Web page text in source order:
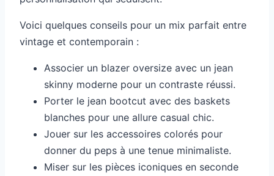
Voici quelques conseils pour un mix parfait entre
vintage et contemporain :
Associer un blazer oversize avec un jean
skinny moderne pour un contraste réussi.
Porter le jean bootcut avec des baskets
blanches pour une allure casual chic.
Jouer sur les accessoires colorés pour
donner du peps à une tenue minimaliste.
Miser sur les pièces iconiques en seconde